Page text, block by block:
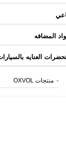
المضافه
العنايه
- منتجات OXVOL